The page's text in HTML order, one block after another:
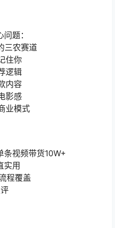
题：
三农赛道
住你
逻辑
内容
影感
业模式
视频带货10W+
实用
程覆盖